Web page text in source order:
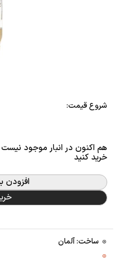
شروع قیمت:
هم اکنون در انبار موجود
خرید کنید
افزودن
ساخت: آلمان